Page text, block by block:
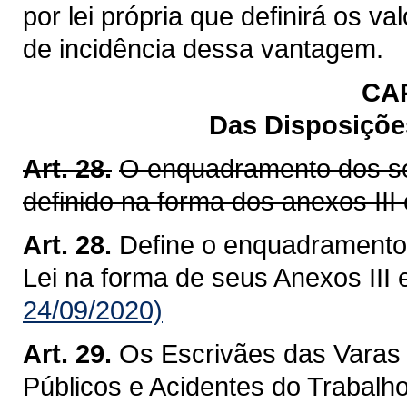
por lei própria que definirá os
de incidência dessa vantagem.
Das
Art. 28. O enquadramento dos
definido na forma dos anexos III
Art. 28. Define o
Lei na forma de seus Anexos III
24/09/2020)
Art. 29. Os Escrivães das
Públicos e Acidentes do